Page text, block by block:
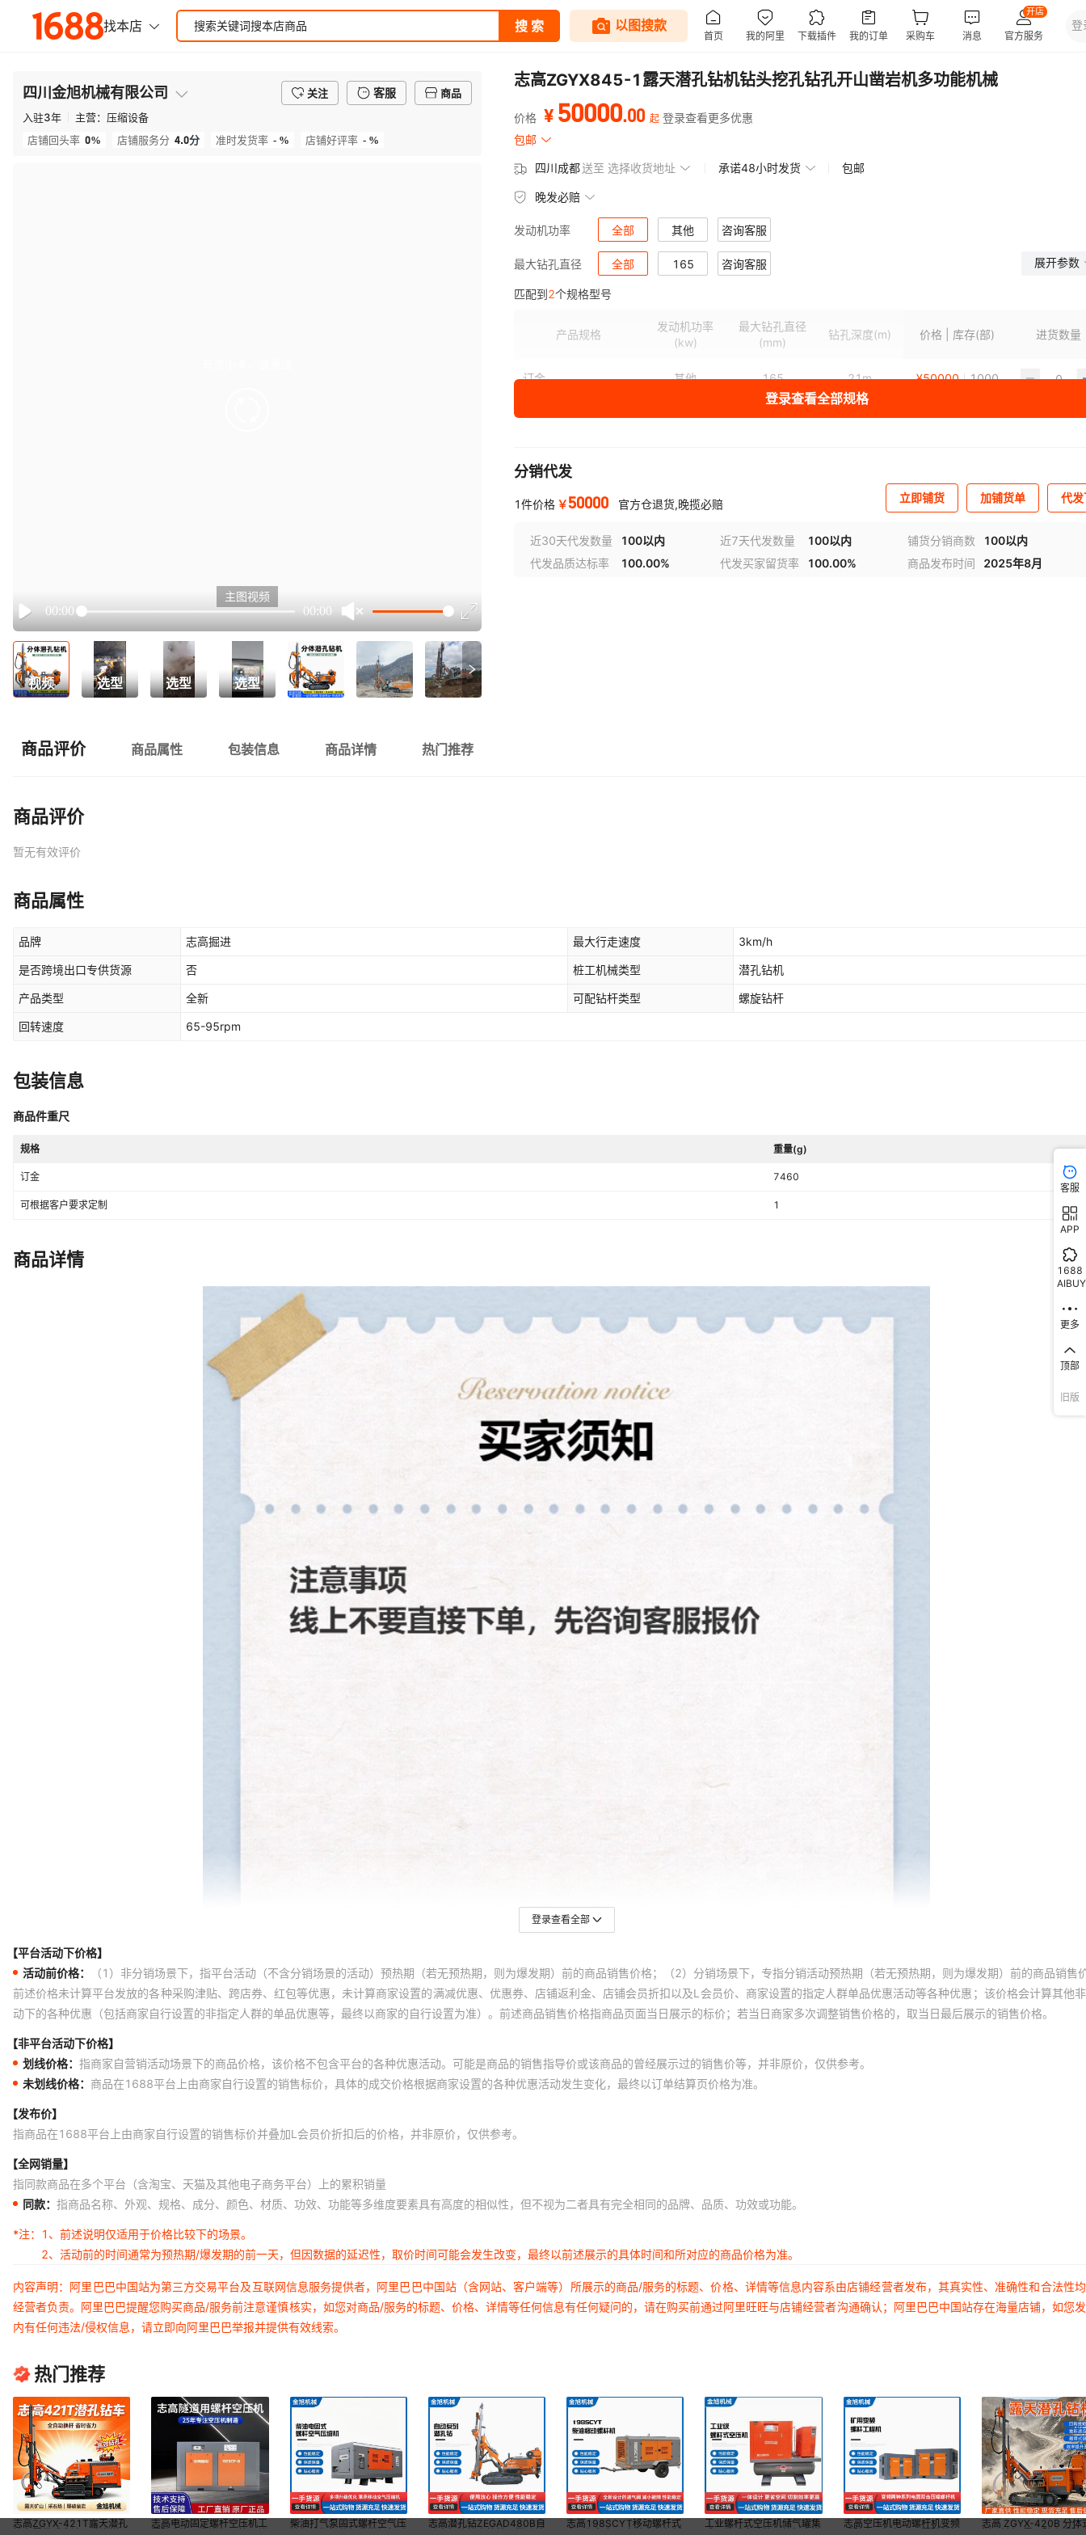
四川金旭机械有限公司 关注 客服
商品
入驻3年 主营： 压缩设备
店铺回头率 0% 店铺服务分 4.0分 准时发货率 - % 店铺好评率 - %
Play
00:00 00:00
主图视频
视频 选型 选型 选型
志高ZGYX845-1露天潜孔钻机钻头挖孔钻孔开山凿岩机多功能机械
价格 ¥ 50000.00 起 登录查看更多优惠
包邮
四川成都送至 选择收货地址 承诺48小时发货 包邮
晚发必赔
发动机功率 全部 其他 咨询客服
最大钻孔直径 全部 165 咨询客服 展开参数
匹配到2个规格型号
产品规格
发动机功率
(kw)
最大钻孔直径
(mm)
钻孔深度(m) 价格 | 库存(部) 进货数量
订金 其他 165 21m ¥50000 1000
可根据客户要求定制 咨询客服 咨询客服 - ¥50000 1000
登录查看全部规格
分销代发
1件价格 ￥50000 官方仓退货,晚揽必赔 立即铺货 加铺货单 代
近30天代发数量 100以内 近7天代发数量 100以内 铺货分销商数
100以内
代发品质达标率
100.00% 代发买家留货率 100.00% 商品发布时间 2025年8月
商品评价 商品属性 包装信息 商品详情 热门推荐
商品评价
暂无有效评价
商品属性
品牌 志高掘进 最大行走速度 3km/h
是否跨境出口专供货源 否 桩工机械类型 潜孔钻机
产品类型 全新 可配钻杆类型 螺旋钻杆
回转速度 65-95rpm
包装信息
商品件重尺
规格 重量(g)
订金 7460
可根据客户要求定制 1
商品详情
登录查看全部
【平台活动下价格】
活动前价格：
（1）非分销场景下，指平台活动（不含分销场景的活动）预热期（若无预热期，则为爆发期）前的商品销售价格；（2）分销场景下，专指分销活动预热期（若无预热期，则为爆发期）前的商品销售
前述价格未计算平台发放的各种采购津贴、跨店券、红包等优惠，未计算商家设置的满减优惠、优惠券、店铺返利金、店铺会员折扣以及L会员价、商家设置的指定人群单品优惠活动等各种优惠；该价格会计算其他
动下的各种优惠（包括商家自行设置的非指定人群的单品优惠等，最终以商家的自行设置为准）。前述商品销售价格指商品页面当日展示的标价；若当日商家多次调整销售价格的，取当日最后展示的销售价格。
【非平台活动下价格】
划线价格： 指商家自营销活动场景下的商品价格，该价格不包含平台的各种优惠活动。可能是商品的销售指导价或该商品的曾经展示过的销售价等，并非原价，仅供参考。
未划线价格： 商品在1688平台上由商家自行设置的销售标价，具体的成交价格根据商家设置的各种优惠活动发生变化，最终以订单结算页价格为准。
【发布价】
指商品在1688平台上由商家自行设置的销售标价并叠加L会员价折扣后的价格，并非原价，仅供参考。
【全网销量】
指同款商品在多个平台（含淘宝、天猫及其他电子商务平台）上的累积销量
同款： 指商品名称、外观、规格、成分、颜色、材质、功效、功能等多维度要素具有高度的相似性，但不视为二者具有完全相同的品牌、品质、功效或功能。
*注：
1、前述说明仅适用于价格比较下的场景。
2、活动前的时间通常为预热期/爆发期的前一天，但因数据的延迟性，取价时间可能会发生改变，最终以前述展示的具体时间和所对应的商品价格为准。
内容声明：阿里巴巴中国站为第三方交易平台及互联网信息服务提供者，阿里巴巴中国站（含网站、客户端等）所展示的商品/服务的标题、价格、详情等信息内容系由店铺经营者发布，其真实性、准确性和合法性
经营者负责。阿里巴巴提醒您购买商品/服务前注意谨慎核实，如您对商品/服务的标题、价格、详情等任何信息有任何疑问的，请在购买前通过阿里旺旺与店铺经营者沟通确认；阿里巴巴中国站存在海量店铺，如您
内有任何违法/侵权信息，请立即向阿里巴巴举报并提供有效线索。
热门推荐
志高ZGYX-421T露天潜孔
志高电动固定螺杆空压机工
柴油打气泵固式螺杆空气压
志高潜孔钻ZEGAD480B自
志高198SCYT移动螺杆式
工业螺杆式空压机储气罐集
志高空压机电动螺杆机变频
志高 ZGYX-420B 分体
客服
APP
1688
AIBUY
更多
顶部
旧版